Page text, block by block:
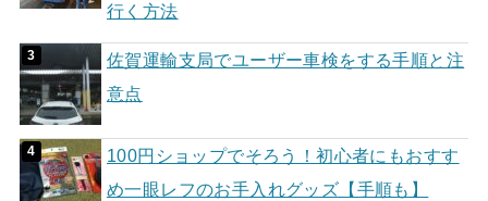
行く方法
佐賀運輸支局でユーザー車検をする手順と注
意点
100円ショップでそろう！初心者にもおすす
め一眼レフのお手入れグッズ【手順も】